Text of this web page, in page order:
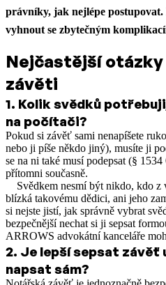
právníky, jak nejlépe postupovat.
vyhnout se zbytečným
Nejčastější
závěti
1. Kolik svědků
na počítači?
Pokud si závěť sami nenapíšete
nebo ji píše někdo jiný), musíte ji
se na ni také musí podepsat (§
přítomni současně.
Svědkem nesmí být nikdo, kdo z
blízká takovému dědici, ani jeho
si nejste jistí, jak správně vybrat
bezpečnější nechat si ji sepsat
ARROWS advokátní kanceláře
2. Je lepší sepsat závěť
napsat sám?